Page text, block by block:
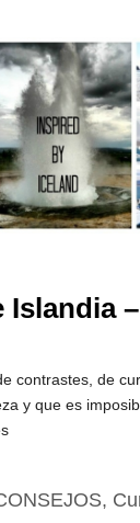
Islandia
contrastes, de
y que es
,